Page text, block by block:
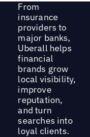
From
insurance
providers to
major banks,
Uberall helps
financial
brands grow
local visibility,
improve
reputation,
and turn
searches into
loyal clients.